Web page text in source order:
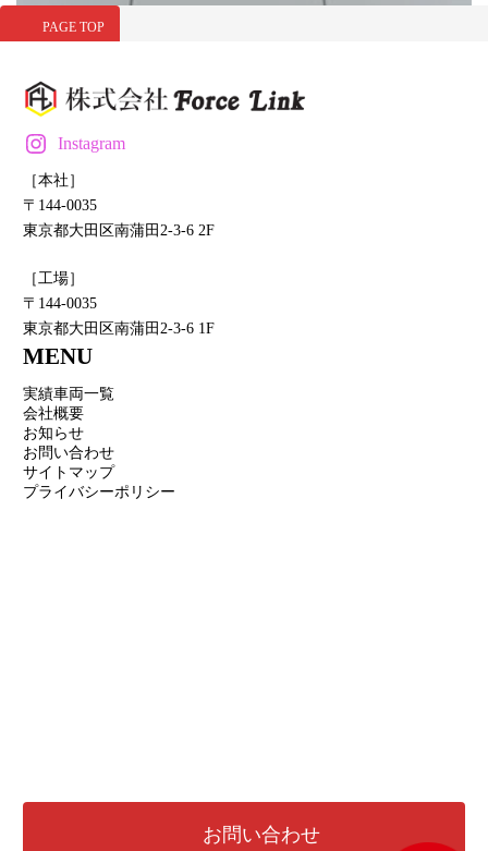
PAGE TOP
Instagram
［本社］
〒144-0035
東京都大田区南蒲田2-3-6 2F
［工場］
〒144-0035
東京都大田区南蒲田2-3-6 1F
MENU
実績車両一覧
会社概要
お知らせ
お問い合わせ
サイトマップ
プライバシーポリシー
お問い合わせ